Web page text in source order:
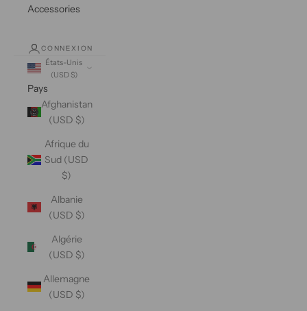
Accessories
CONNEXION
États-Unis
(USD $)
Pays
Afghanistan
(USD $)
Afrique du
Sud (USD
$)
Albanie
(USD $)
Algérie
(USD $)
Allemagne
(USD $)